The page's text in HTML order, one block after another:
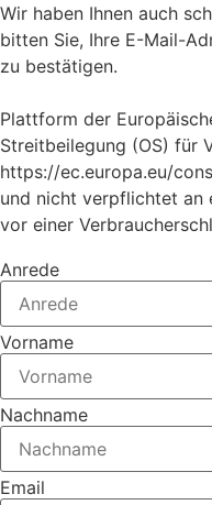
Wir haben Ihnen auch
bitten Sie, Ihre E-Mail-
zu bestätigen.
Plattform der
Streitbeilegung (OS) für
https://ec.europa.eu/
und nicht verpflichtet an
vor einer
Anrede
Vorname
Nachname
Email